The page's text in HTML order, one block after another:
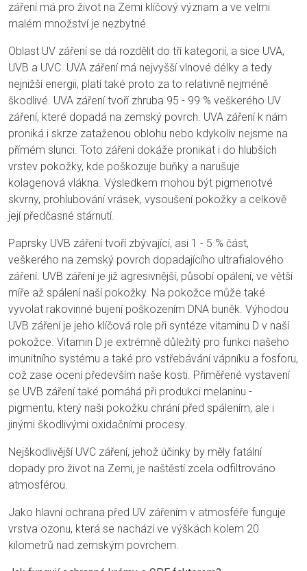
záření má pro život na Zemi klíčový význam a ve velmi
malém množství je nezbytné.
Oblast UV záření se dá rozdělit do tří kategorií, a sice UVA,
UVB a UVC. UVA záření má nejvyšší vlnové délky a tedy
nejnižší energii, platí také proto za to relativně nejméně
škodlivé. UVA záření tvoří zhruba 95 - 99 % veškerého UV
záření, které dopadá na zemský povrch. UVA záření k nám
proniká i skrze zataženou oblohu nebo kdykoliv nejsme na
přímém slunci. Toto záření dokáže pronikat i do hlubších
vrstev pokožky, kde poškozuje buňky a narušuje
kolagenová vlákna. Výsledkem mohou být pigmenotvé
skvrny, prohlubování vrásek, vysoušení pokožky a celkově
její předčasné stárnutí.
Paprsky UVB záření tvoří zbývající, asi 1 - 5 % část,
veškerého na zemský povrch dopadajícího ultrafialového
záření. UVB záření je již agresivnější, působí opálení, ve větší
míře až spálení naší pokožky. Na pokožce může také
vyvolat rakovinné bujení poškozením DNA buněk. Výhodou
UVB záření je jeho klíčová role při syntéze vitaminu D v naší
pokožce. Vitamin D je extrémně důležitý pro funkci našeho
imunitního systému a také pro vstřebávání vápníku a fosforu,
což zase ocení především naše kosti. Přiměřené vystavení
se UVB záření také pomáhá při produkci melaninu -
pigmentu, který naši pokožku chrání před spálením, ale i
jinými škodlivými oxidačními procesy.
Nejškodlivější UVC záření, jehož účinky by měly fatální
dopady pro život na Zemi, je naštěstí zcela odfiltrováno
atmosférou.
Jako hlavní ochrana před UV zářením v atmosféře funguje
vrstva ozonu, která se nachází ve výškách kolem 20
kilometrů nad zemským povrchem.